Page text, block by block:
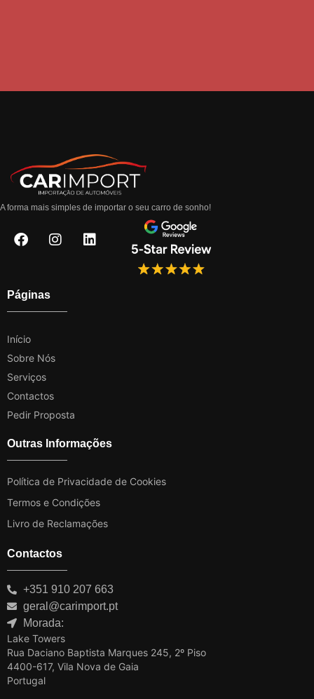
A forma mais simples de importar o seu carro de sonho!
Páginas
Início
Sobre Nós
Serviços
Contactos
Pedir Proposta
Outras Informações
Política de Privacidade de Cookies
Termos e Condições
Livro de Reclamações
Contactos
+351 910 207 663
geral@carimport.pt
Morada:
Lake Towers
Rua Daciano Baptista Marques 245, 2º Piso
4400-617, Vila Nova de Gaia
Portugal